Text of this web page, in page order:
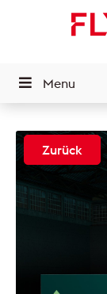
Menu
Zurück